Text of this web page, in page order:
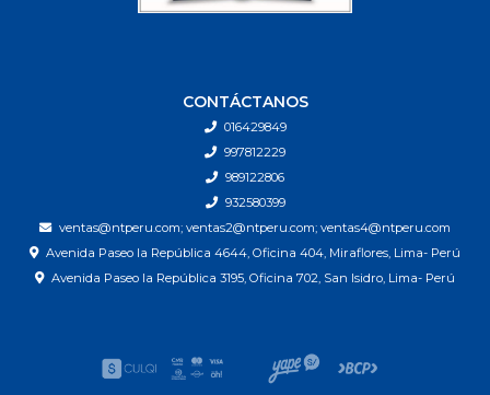
CONTÁCTANOS
016429849
997812229
989122806
932580399
ventas@ntperu.com; ventas2@ntperu.com; ventas4@ntperu.com
Avenida Paseo la República 4644, Oficina 404, Miraflores, Lima- Perú
Avenida Paseo la República 3195, Oficina 702, San Isidro, Lima- Perú